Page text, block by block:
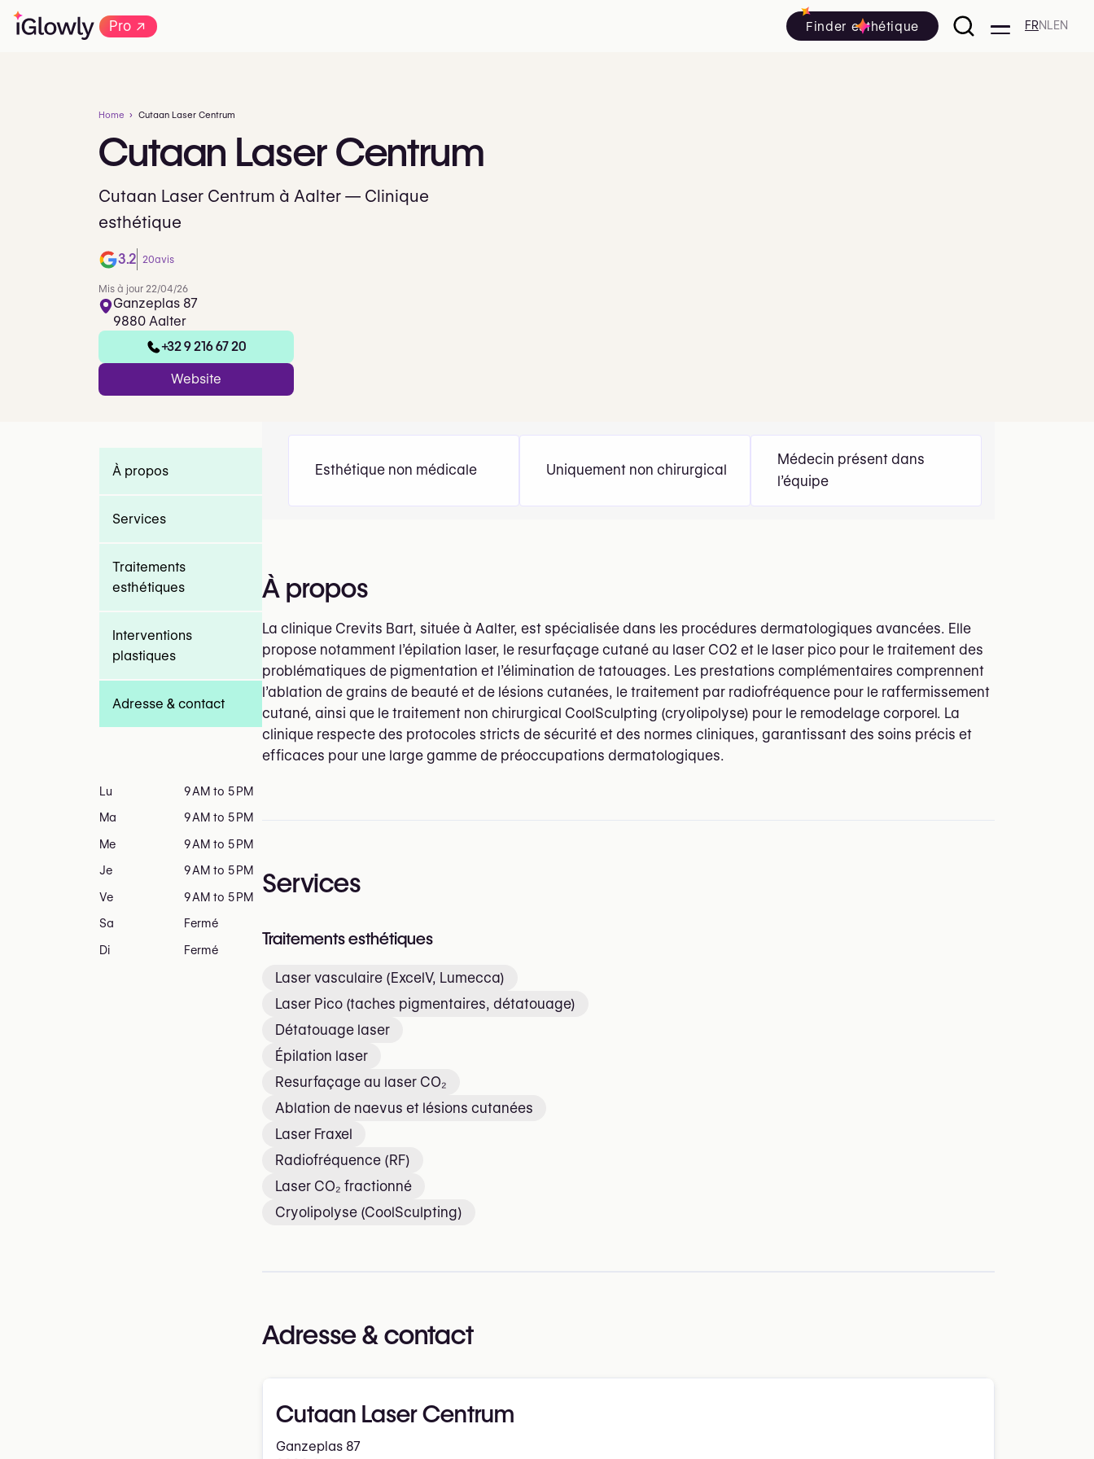
Pro→ Finder esthétique FRNL EN
Home Cutaan Laser Centrum
Cutaan LaserCentrum
Cutaan Laser Centrum à Aalter — Clinique
esthétique
3.2 20avis
Mis à jour 22/04/26
Ganzeplas 87
9880 Aalter
+32 9 216 67 20
Website
Esthétique non médicale Uniquement non chirurgical
Médecin présent dans
l’équipe
À propos
La clinique Crevits Bart, située à Aalter, est spécialisée dans les procédures dermatologiques avancées. Elle
propose notamment l’épilation laser, le resurfaçage cutané au laser CO2 et le laser pico pour le traitement des
problématiques de pigmentation et l’élimination de tatouages. Les prestations complémentaires comprennent
l’ablation de grains de beauté et de lésions cutanées, le traitement par radiofréquence pour le raffermissement
cutané, ainsi que le traitement non chirurgical CoolSculpting (cryolipolyse) pour le remodelage corporel. La
clinique respecte des protocoles stricts de sécurité et des normes cliniques, garantissant des soins précis et
efficaces pour une large gamme de préoccupations dermatologiques.
Services
Traitements esthétiques
Laser vasculaire (ExcelV, Lumecca)
Laser Pico (taches pigmentaires, détatouage)
Détatouage laser
Épilation laser
Resurfaçage au laser CO₂
Ablation de nævus et lésions cutanées
Laser Fraxel
Radiofréquence (RF)
Laser CO₂ fractionné
Cryolipolyse (CoolSculpting)
Adresse & contact
Cutaan Laser Centrum
Ganzeplas 87
À propos
Services
Traitements
esthétiques
Interventions
plastiques
Adresse & contact
Lu 9 AM to 5 PM
Ma 9 AM to 5 PM
Me 9 AM to 5 PM
Je 9 AM to 5 PM
Ve 9 AM to 5 PM
Sa Fermé
Di Fermé